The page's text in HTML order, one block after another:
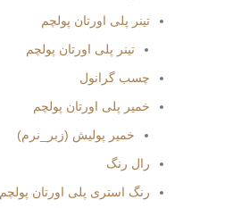
تینر پلی اورتان پولچم
تینر پلی اورتان پولچم
چسب گرانول
خمیر پلی اورتان پولچم
خمیر پولیش (زبر_نرم)
رال رنگ
رنگ استری پلی اورتان پولچم